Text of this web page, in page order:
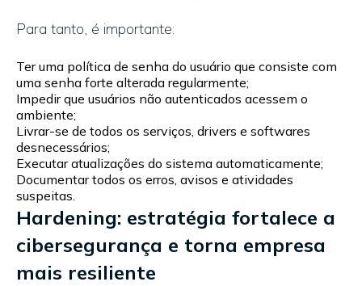
Para tanto, é importante:
Ter uma política de senha do usuário que consiste com
uma senha forte alterada regularmente;
Impedir que usuários não autenticados acessem o
ambiente;
Livrar-se de todos os serviços, drivers e softwares
desnecessários;
Executar atualizações do sistema automaticamente;
Documentar todos os erros, avisos e atividades
suspeitas.
Hardening: estratégia fortalece a
cibersegurança e torna empresa
mais resiliente